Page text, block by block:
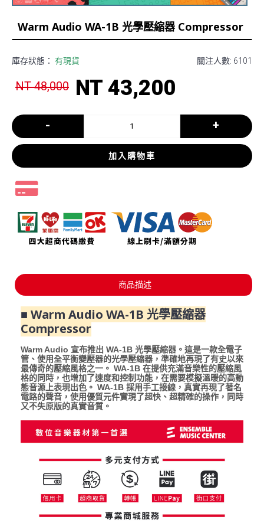
Warm Audio WA-1B 光學壓縮器 Compressor
關注人數: 6101
庫存狀態： 有現貨
NT 48,000 NT 43,200
- +
加入購物車
商品描述
■ Warm Audio WA-1B 光學壓縮器
Compressor
Warm Audio 宣布推出 WA-1B 光學壓縮器。這是一款全電子
管、使用全平衡變壓器的光學壓縮器，準確地再現了有史以來
最傳奇的壓縮風格之一。 WA-1B 在提供充滿音樂性的壓縮風
格的同時，也增加了速度和控制功能，在需要模擬溫暖的高動
態音源上表現出色。 WA-1B 採用手工接線，真實再現了著名
電路的聲音，使用優質元件實現了超快、超精確的操作，同時
又不失原版的真實音質。